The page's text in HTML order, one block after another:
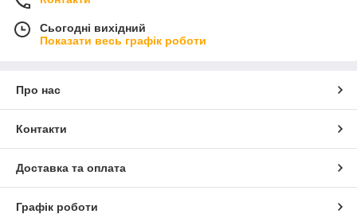
Сьогодні вихідний
Показати весь графік роботи
Про нас
Контакти
Доставка та оплата
Графік роботи